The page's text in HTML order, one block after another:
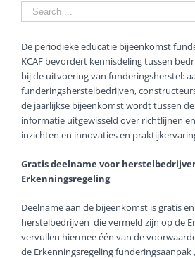
Search
for:
De periodieke educatie bijeenkomst
KCAF bevordert kennisdeling tussen
bij de uitvoering van funderingsherstel:
funderingsherstelbedrijven,
de jaarlijkse bijeenkomst wordt tussen
informatie uitgewisseld over richtlijnen
inzichten en innovaties en
Gratis deelname voor
Erkenningsregeling
Deelname aan de bijeenkomst is gratis
herstelbedrijven die vermeld zijn op de
vervullen hiermee één van de
de Erkenningsregeling funderingsaanpak